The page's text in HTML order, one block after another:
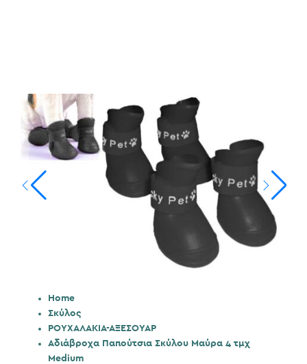
Home
Σκύλος
ΡΟΥΧΑΛΑΚΙΑ-ΑΞΕΣΟΥΑΡ
Αδιάβροχα Παπούτσια Σκύλου Μαύρα 4 τμχ
Medium